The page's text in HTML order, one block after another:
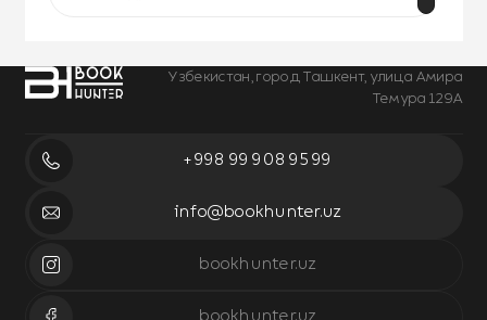
Узбекистан, город Ташкент, улица Амира
Темура 129А
+998 99 908 95 99
info@bookhunter.uz
bookhunter.uz